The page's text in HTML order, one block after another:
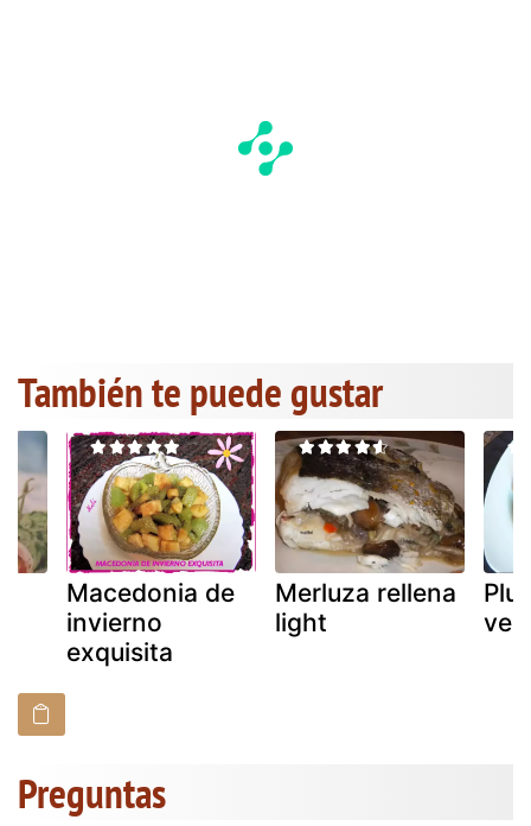
También te puede gustar
Macedonia de
invierno
exquisita
Merluza rellena
light
Preguntas